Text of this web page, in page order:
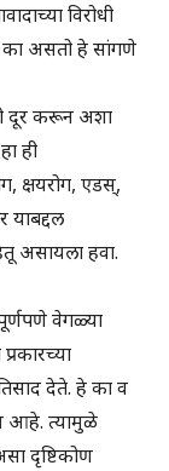
विरोधी
का असतो हे सांगणे
दूर करून अशा
ही
क्षयरोग, एडस्,
असायला हवा.
वेगळ्या
देते. हे का व
आहे. त्यामुळे
दृष्टिकोण